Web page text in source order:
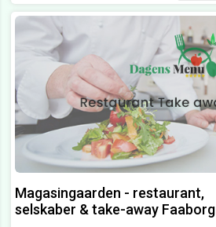
Magasingaarden - restaurant,
selskaber & take-away Faaborg